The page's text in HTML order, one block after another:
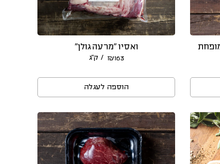
ואסיו “מרעה גולן”
₪163 / ק״ג
הוספה לעגלה